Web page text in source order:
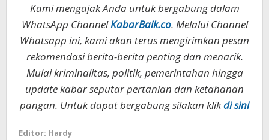
Kami mengajak Anda untuk bergabung dalam
WhatsApp ChannelKabarBaik.co. Melalui Channel
Whatsapp ini, kami akan terus mengirimkan pesan
rekomendasi berita-berita penting dan menarik.
Mulai kriminalitas, politik, pemerintahan hingga
update kabar seputar pertanian dan ketahanan
pangan. Untuk dapat bergabung silakan klikdi sini
Editor: Hardy